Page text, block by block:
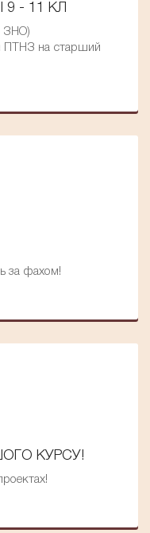
- 11 КЛ
ЗНО)
ПТНЗ на старший
за фахом!
КУРСУ!